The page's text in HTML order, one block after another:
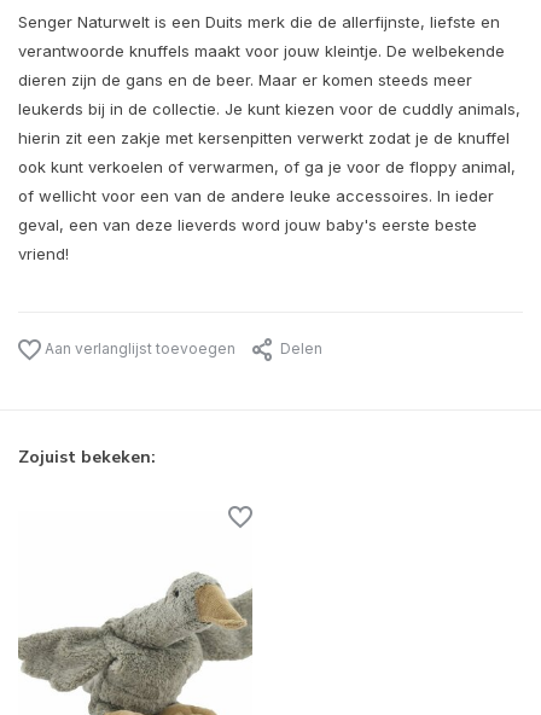
Senger Naturwelt is een Duits merk die de allerfijnste, liefste en
verantwoorde knuffels maakt voor jouw kleintje. De welbekende
dieren zijn de gans en de beer. Maar er komen steeds meer
leukerds bij in de collectie. Je kunt kiezen voor de cuddly animals,
hierin zit een zakje met kersenpitten verwerkt zodat je de knuffel
ook kunt verkoelen of verwarmen, of ga je voor de floppy animal,
of wellicht voor een van de andere leuke accessoires. In ieder
geval, een van deze lieverds word jouw baby's eerste beste
vriend!
Aan verlanglijst toevoegen Delen
Zojuist bekeken: